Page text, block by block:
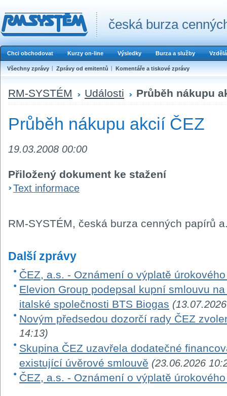
česká burza
Chci obchodovat Kurzy on-line Výsledky Burza a služby
Všechny zprávy Zprávy od emitentů Komentáře a tiskové zprávy
RM-SYSTÉM Události Průběh nákupu
Průběh nákupu akcií ČEZ
19.03.2008 00:00
Přiložený dokument ke stažení
Text informace
RM-SYSTÉM, česká burza cenných papírů
Další zprávy
ČEZ, a.s. - Oznámení o výplatě
Elevion Group podepsal kupní smlouvu
italské společnosti BTS Biogas
Novým předsedou dozorčí rady ČEZ
14:13)
Skupina ČEZ uzavřela dodatečné
existující úvěrové smlouvě (23.06.2026
ČEZ, a.s. - Oznámení o výplatě